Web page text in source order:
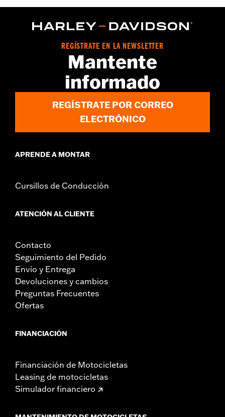
Contenido del embalaje:2 tapones de válvula ABS
REGÍSTRATE EN LA NEWSLETTER
Mantente
informado
REGÍSTRATE POR CORREO
ELECTRÓNICO
APRENDE A MONTAR
Cursillos de Conducción
ATENCIÓN AL CLIENTE
Contacto
Seguimiento del Pedido
Envío y Entrega
Devoluciones y cambios
Preguntas Frecuentes
Ofertas
FINANCIACIÓN
Financiación de Motocicletas
Leasing de motocicletas
Simulador financiero